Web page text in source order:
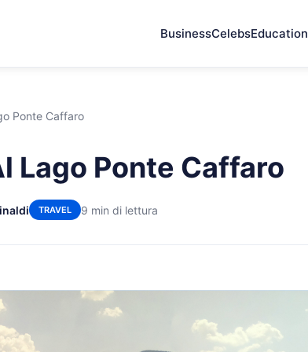
BusinessCelebsEducation
Ponte Caffaro
Lago Ponte Caffaro
TRAVEL 9 min di lettura